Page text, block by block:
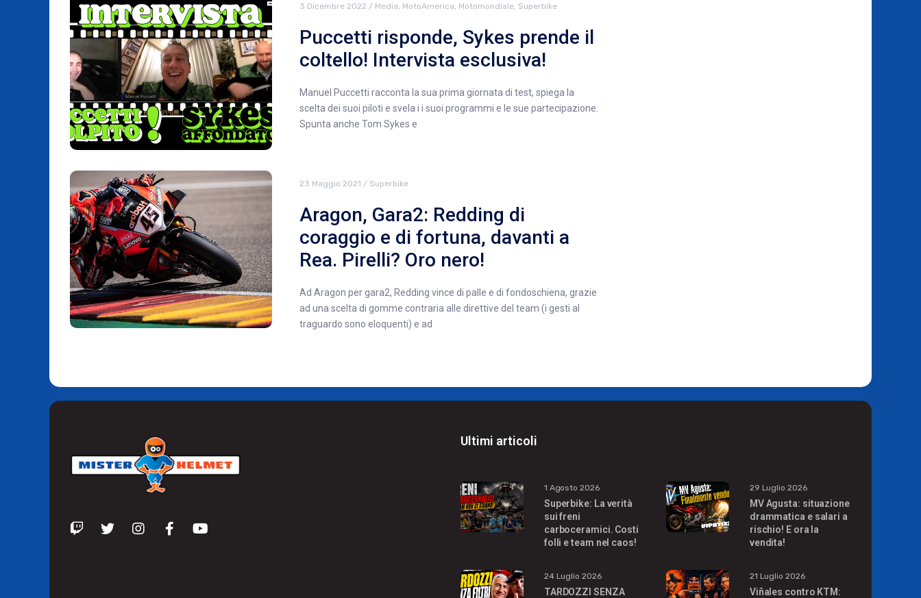
3 Dicembre 2022 / Media MotoAmerica Motomondiale, Superbike
Puccetti risponde, Sykes prende il
coltello! Intervista esclusiva!
Manuel Puccetti racconta la sua prima giornata di test, spiega la
scelta dei suoi piloti e svela i i suoi programmi e le sue partecipazione.
Spunta anche Tom Sykes e
23 Maggio 2021 / Superbike
Aragon, Gara2: Redding di
coraggio e di fortuna, davanti a
Rea. Pirelli? Oro nero!
Ad Aragon per gara2, Redding vince di palle e di fondoschiena, grazie
ad una scelta di gomme contraria alle direttive del team (i gesti al
traguardo sono eloquenti) e ad
Ultimi articoli
1 Agosto 2026
Superbike: La verità
sui freni
carboceramici. Costi
folli e team nel caos!
29 Luglio 2026
MV Agusta: situazione
drammatica e salari a
rischio! E ora la
vendita!
24 Luglio 2026
TARDOZZI SENZA
21 Luglio 2026
Viñales contro KTM: